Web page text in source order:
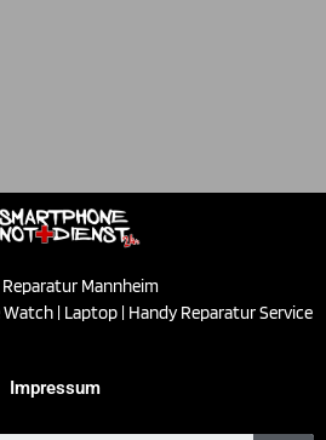
Mannheim
| Laptop | Handy Reparatur Service
Impressum